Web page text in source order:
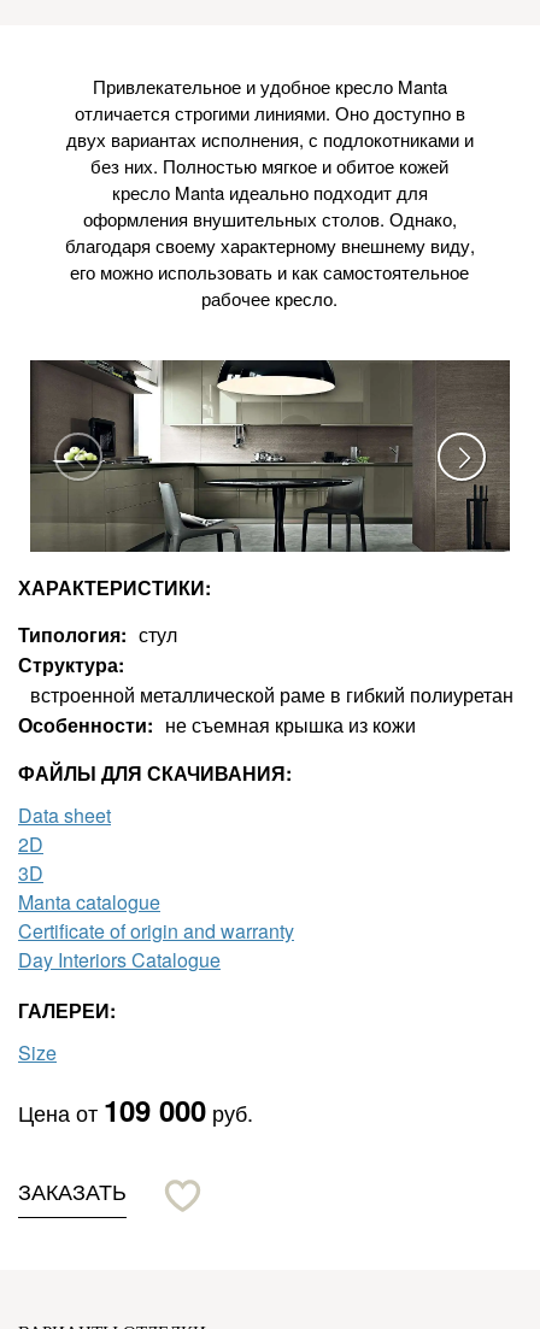
Привлекательное и удобное кресло Manta
отличается строгими линиями. Оно доступно в
двух вариантах исполнения, с подлокотниками и
без них. Полностью мягкое и обитое кожей
кресло Manta идеально подходит для
оформления внушительных столов. Однако,
благодаря своему характерному внешнему виду,
его можно использовать и как самостоятельное
рабочее кресло.
ХАРАКТЕРИСТИКИ:
Типология
стул
Структура
встроенной металлической раме в гибкий полиуретан
Особенности
не съемная крышка из кожи
ФАЙЛЫ ДЛЯ СКАЧИВАНИЯ:
Data sheet
2D
3D
Manta catalogue
Certificate of origin and warranty
Day Interiors Catalogue
ГАЛЕРЕИ:
Size
Цена от 109 000 руб.
ЗАКАЗАТЬ